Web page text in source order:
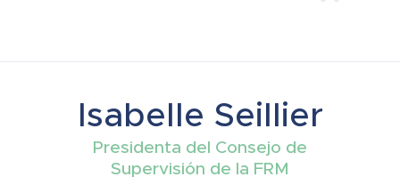
Isabelle Seillier
Presidenta del Consejo de
Supervisión de la FRM